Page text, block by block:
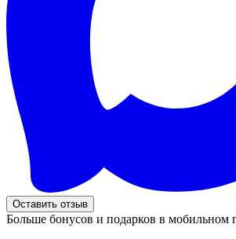
Оставить отзыв
Больше бонусов и подарков в мобильном